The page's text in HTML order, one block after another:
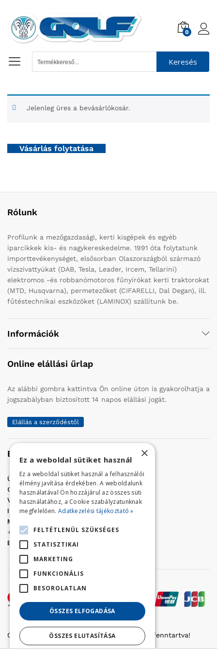
0
Keresés
Jelenleg üres a bevásárlókosár.
Vásárlás folytatása
Rólunk
Profilunk a mezőgazdasági, kerti kisgépek és egyéb
iparcikkek kis- és nagykereskedelme. 1991 óta folytatunk
importtevékenységet, elsősorban Olaszországból származó
vízszivattyúkat (DAB, Tesla, Leader, Ircem, Tellarini)
elektromos -és robbanómotoros fűnyírókat kerti traktorokat
(MTD, Husqvarna), permetezőket (CIFARELLI, Dal Degan), ill.
fűtéstechnikai eszközöket (LAMINOX) szállítunk be.
Információk
Online elállási űrlap
Az alábbi gombra kattintva Ön online úton is gyakorolhatja a
jogszabályban biztosított 14 napos elállási jogát.
Elállás a szerződéstől
Elérhetőség
Üzletünk címe:Szolnok, Vércse út 17.
Golf Center Áruház:06 (56) 423-324
VÁR-Kert Áruház: 06 (56) 429-771
Iroda:06 (56) 421-857
Megrendelés, termék információ:
+36 (70) 938-3356
E-mail:
golfaruhaz@gmail.com
Copyright © 2022 Golfker Kft. - Minden jog fenntartva!
×
Ez a weboldal sütiket használ
Ez a weboldal sütiket használ a felhasználói
élmény javítása érdekében. A weboldalunk
használatával Ön hozzájárul az összes süti
használatához, a Cookie szabályzatunknak
megfelelően. Adatkezelési tájékoztató »
FELTÉTLENÜL SZÜKSÉGES
STATISZTIKAI
MARKETING
FUNKCIONÁLIS
BESOROLATLAN
ÖSSZES ELFOGADÁSA
ÖSSZES ELUTASÍTÁSA